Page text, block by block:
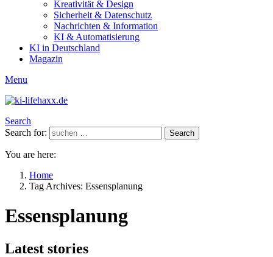
Kreativität & Design
Sicherheit & Datenschutz
Nachrichten & Information
KI & Automatisierung
KI in Deutschland
Magazin
Menu
Search
Search for:
Search
You are here:
Home
Tag Archives: Essensplanung
Essensplanung
Latest stories